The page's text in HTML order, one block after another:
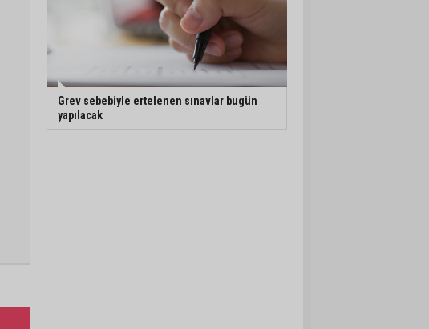
Grev sebebiyle ertelenen sınavlar bugün
yapılacak